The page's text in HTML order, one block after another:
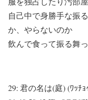
自己中で身勝手な振
か、やらないのか
飲んで食って振る舞
29: 君の名は(庭) (ﾜｯﾁｮ